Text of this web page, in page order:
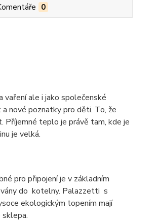
0
vaření ale i jako společenské
nové poznatky pro děti. To, že
Příjemné teplo je právě tam, kde je
je velká.
pro připojení je v základním
do kotelny. Palazzetti s
ekologickým topením mají